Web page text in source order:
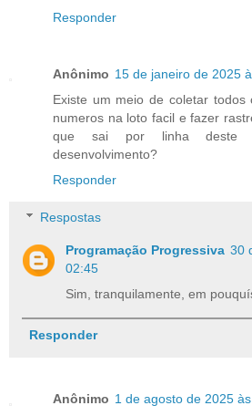
Responder
Anônimo 15 de janeiro de 2025
Existe um meio de coletar
numeros na loto facil e fazer
que sai por linha deste
desenvolvimento?
Responder
Respostas
Programação Progressiva 30
02:45
Sim, tranquilamente, em
Responder
Anônimo 1 de agosto de 2025